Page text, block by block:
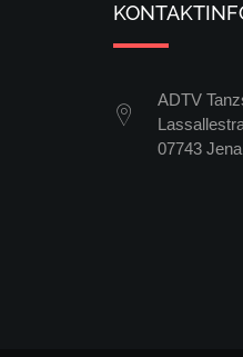
ADTV
07743 Jena